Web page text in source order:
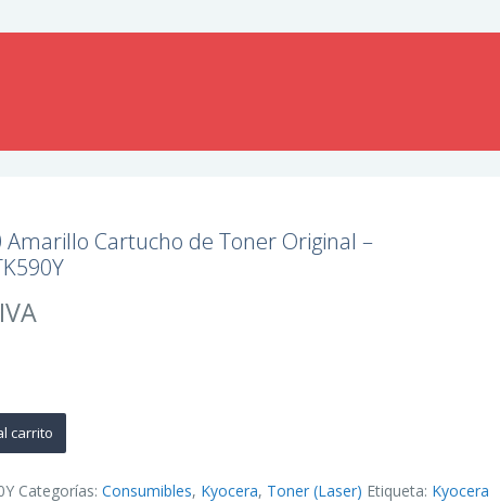
Amarillo Cartucho de Toner Original –
carrito
Categorías:Consumibles, Kyocera, Toner (Laser) Etiqueta: Kyocera